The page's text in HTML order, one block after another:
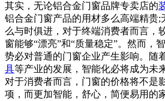
其实，无论铝合金门窗品牌专卖店的
铝合金门窗产品的用材多么高端精贵;
么与时俱进，对于终端消费者而言，
窗能够“漂亮”和“质量稳定”。然而，
势必对普通的门窗企业产生影响。随
具等产业的发展，智能化必将成为未
对于消费者而言，门窗的价格将不是
项，而更加智能，舒心，简便易用的